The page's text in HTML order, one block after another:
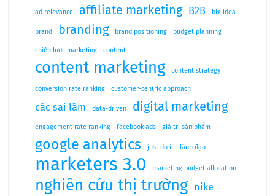
ad relevance affiliate marketing B2B big idea
brand branding brand positioning budget planning
chiến lược marketing content
content marketing content strategy
conversion rate ranking customer-centric approach
các sai lầm data-driven digital marketing
engagement rate ranking facebook ads giá trị sản phẩm
google analytics just do it lãnh đạo
marketers 3.0 marketing budget allocation
nghiên cứu thị trường
nike